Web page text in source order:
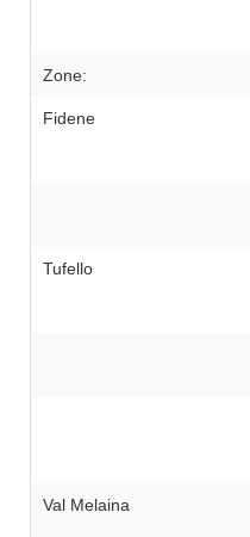
Zone:
Fidene
Tufello
Val Melaina